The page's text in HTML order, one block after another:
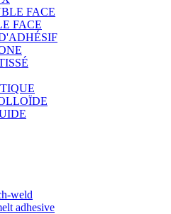
FACE
FACE
weld
adhesive